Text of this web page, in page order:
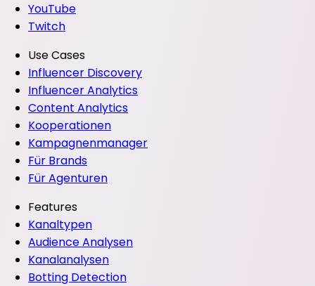
YouTube
Twitch
Use Cases
Influencer Discovery
Influencer Analytics
Content Analytics
Kooperationen
Kampagnenmanager
Für Brands
Für Agenturen
Features
Kanaltypen
Audience Analysen
Kanalanalysen
Botting Detection